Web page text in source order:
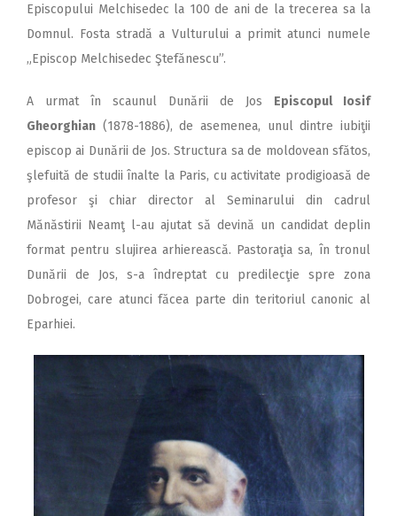
Episcopului Melchisedec la 100 de ani de la trecerea sa la
Domnul. Fosta stradă a Vulturului a primit atunci numele
„Episcop Melchisedec Ştefănescu”.
A urmat în scaunul Dunării de Jos Episcopul Iosif
Gheorghian (1878-1886), de asemenea, unul dintre iubiţii
episcop ai Dunării de Jos. Structura sa de moldovean sfătos,
şlefuită de studii înalte la Paris, cu activitate prodigioasă de
profesor şi chiar director al Seminarului din cadrul
Mănăstirii Neamţ l-au ajutat să devină un candidat deplin
format pentru slujirea arhierească. Pastoraţia sa, în tronul
Dunării de Jos, s-a îndreptat cu predilecţie spre zona
Dobrogei, care atunci făcea parte din teritoriul canonic al
Eparhiei.